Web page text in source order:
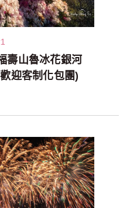
壽山魯冰花銀河
迎客制化包團)